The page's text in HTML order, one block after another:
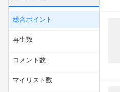
ラジオ(120)
例のソレ
動物 (49)
総合ポイント
再生数
コメント数
マイリスト数